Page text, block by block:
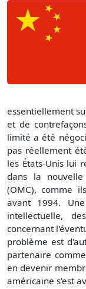
essentiellement
et de
limité a été
pas réellement
les États-Unis lui
dans la
(OMC), comme
avant 1994.
intellectuelle,
concernant
problème est
partenaire
en devenir
américaine s'est